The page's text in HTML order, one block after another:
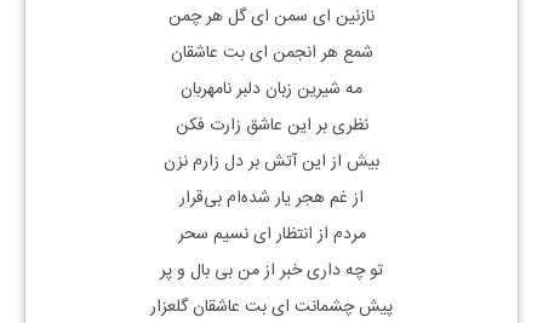
نازنین ای سمن ای گل هر چمن
شمع هر انجمن ای بت عاشقان
مه شیرین زبان دلبر نامهربان
نظری بر این عاشق زارت فکن
بیش از این آتش بر دل زارم نزن
از غم هجر یار شده‌ام بی‌قرار
مردم از انتظار ای نسیم سحر
تو چه داری خبر از من بی بال و پر
پیش چشمانت ایبت عاشقانگلعزار